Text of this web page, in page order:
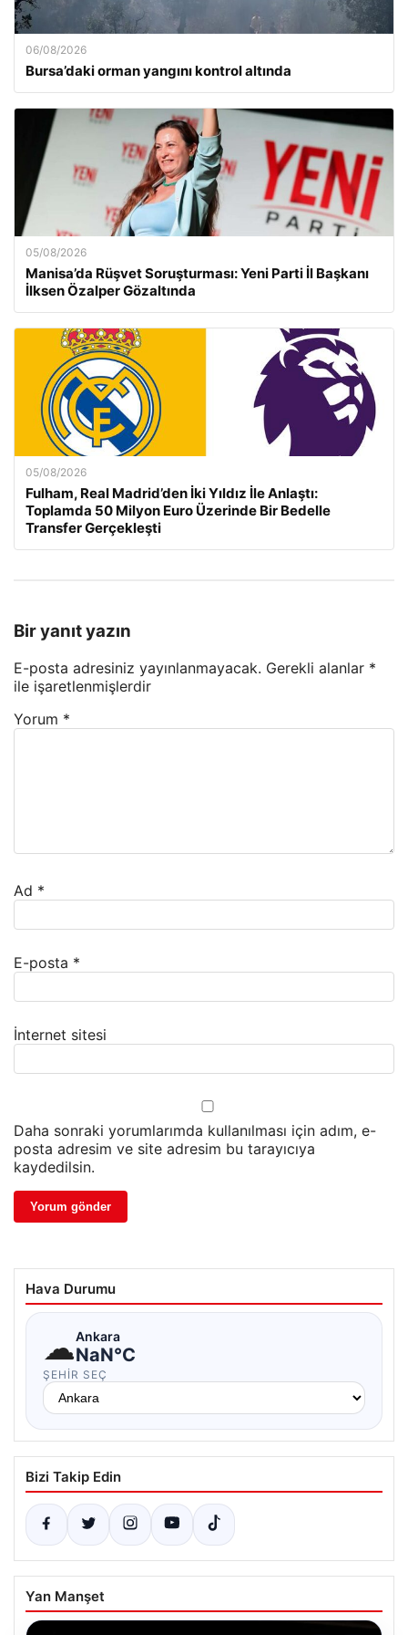
06/08/2026
Bursa’daki orman yangını kontrol altında
05/08/2026
Manisa’da Rüşvet Soruşturması: Yeni Parti İl Başkanı
İlksen Özalper Gözaltında
05/08/2026
Fulham, Real Madrid’den İki Yıldız İle Anlaştı:
Toplamda 50 Milyon Euro Üzerinde Bir Bedelle
Transfer Gerçekleşti
Bir yanıt yazın
E-posta adresiniz yayınlanmayacak. Gerekli alanlar *
ile işaretlenmişlerdir
Yorum *
Ad *
E-posta *
İnternet sitesi
Daha sonraki yorumlarımda kullanılması için adım, e-
posta adresim ve site adresim bu tarayıcıya
kaydedilsin.
Hava Durumu
☁Ankara
NaN°C
ŞEHIR SEÇ
Bizi Takip Edin
Yan Manşet